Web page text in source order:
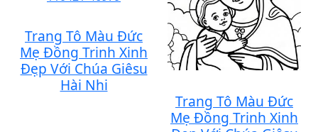
Trang Tô Màu Đức
Mẹ Đồng Trinh Xinh
Đẹp Với Chúa Giêsu
Hài Nhi
Trang Tô Màu Đức
Mẹ Đồng Trinh Xinh